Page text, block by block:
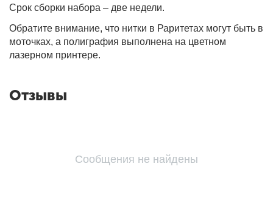
Срок сборки набора – две недели.
Обратите внимание, что нитки в Раритетах могут быть в
моточках, а полиграфия выполнена на цветном
лазерном принтере.
Отзывы
Сообщения не найдены